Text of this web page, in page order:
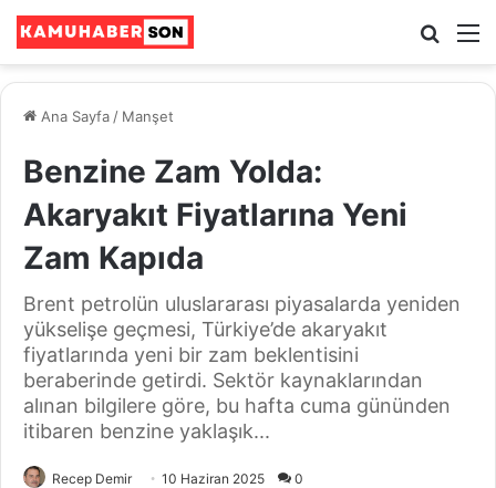
Ara
Ana Sayfa / Manşet
Benzine Zam Yolda:
Akaryakıt Fiyatlarına Yeni
Zam Kapıda
Brent petrolün uluslararası piyasalarda yeniden
yükselişe geçmesi, Türkiye’de akaryakıt
fiyatlarında yeni bir zam beklentisini
beraberinde getirdi. Sektör kaynaklarından
alınan bilgilere göre, bu hafta cuma gününden
itibaren benzine yaklaşık...
Recep Demir 10 Haziran 2025 0